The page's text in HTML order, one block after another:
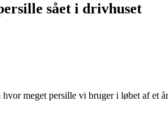
sået i drivhuset
hvor meget persille vi bruger i løbet af